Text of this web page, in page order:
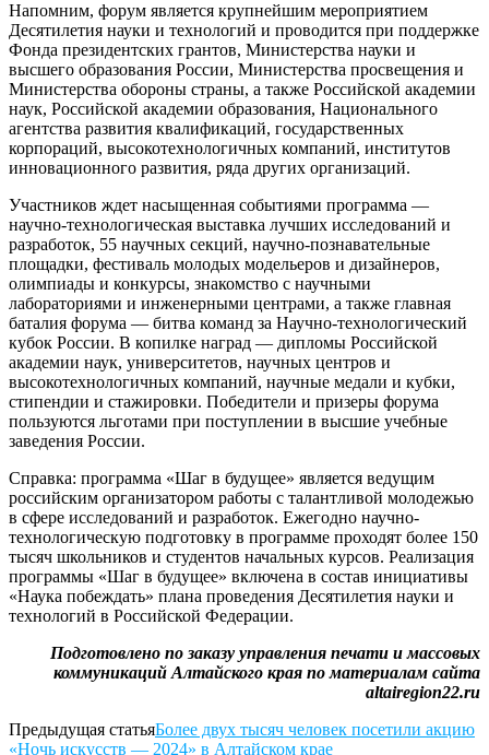
Напомним, форум является крупнейшим мероприятием
Десятилетия науки и технологий и проводится при поддержке
Фонда президентских грантов, Министерства науки и
высшего образования России, Министерства просвещения и
Министерства обороны страны, а также Российской академии
наук, Российской академии образования, Национального
агентства развития квалификаций, государственных
корпораций, высокотехнологичных компаний, институтов
инновационного развития, ряда других организаций.
Участников ждет насыщенная событиями программа —
научно-технологическая выставка лучших исследований и
разработок, 55 научных секций, научно-познавательные
площадки, фестиваль молодых модельеров и дизайнеров,
олимпиады и конкурсы, знакомство с научными
лабораториями и инженерными центрами, а также главная
баталия форума — битва команд за Научно-технологический
кубок России. В копилке наград — дипломы Российской
академии наук, университетов, научных центров и
высокотехнологичных компаний, научные медали и кубки,
стипендии и стажировки. Победители и призеры форума
пользуются льготами при поступлении в высшие учебные
заведения России.
Справка: программа «Шаг в будущее» является ведущим
российским организатором работы с талантливой молодежью
в сфере исследований и разработок. Ежегодно научно-
технологическую подготовку в программе проходят более 150
тысяч школьников и студентов начальных курсов. Реализация
программы «Шаг в будущее» включена в состав инициативы
«Наука побеждать» плана проведения Десятилетия науки и
технологий в Российской Федерации.
Подготовлено по заказу управления печати и массовых
коммуникаций Алтайского края по материалам сайта
altairegion22.ru
Предыдущая статьяБолее двух тысяч человек посетили акцию
«Ночь искусств — 2024» в Алтайском крае